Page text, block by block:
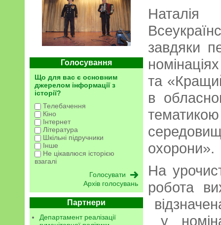
Голосування
Що для вас є основним
джерелом інформації з
історії?
Телебачення
Кіно
Інтернет
Література
Шкільні підручники
Інше
Не цікавлюся історією
взагалі
Архів голосувань
Партнери
Департамент реалізації
завдяки
та
в
охорони».
На
робота
у